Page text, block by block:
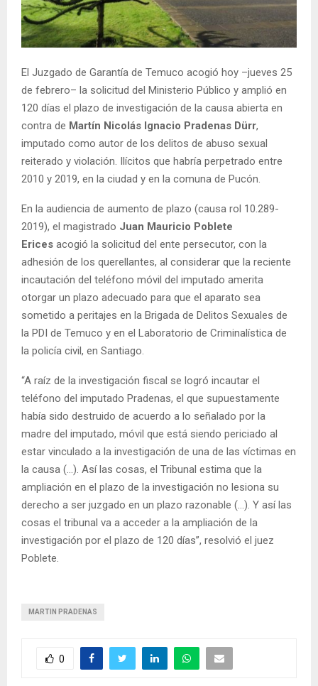
N
El Juzgado de Garantía de Temuco acogió hoy –jueves 25
de febrero– la solicitud del Ministerio Público y amplió en
120 días el plazo de investigación de la causa abierta en
contra de Martín Nicolás Ignacio Pradenas Dürr,
imputado como autor de los delitos de abuso sexual
reiterado y violación. Ilícitos que habría perpetrado entre
2010 y 2019, en la ciudad y en la comuna de Pucón.
En la audiencia de aumento de plazo (causa rol 10.289-
2019), el magistrado Juan Mauricio Poblete
Erices acogió la solicitud del ente persecutor, con la
adhesión de los querellantes, al considerar que la reciente
incautación del teléfono móvil del imputado amerita
otorgar un plazo adecuado para que el aparato sea
sometido a peritajes en la Brigada de Delitos Sexuales de
la PDI de Temuco y en el Laboratorio de Criminalística de
la policía civil, en Santiago.
“A raíz de la investigación fiscal se logró incautar el
teléfono del imputado Pradenas, el que supuestamente
había sido destruido de acuerdo a lo señalado por la
madre del imputado, móvil que está siendo periciado al
estar vinculado a la investigación de una de las víctimas en
la causa (…). Así las cosas, el Tribunal estima que la
ampliación en el plazo de la investigación no lesiona su
derecho a ser juzgado en un plazo razonable (…). Y así las
cosas el tribunal va a acceder a la ampliación de la
investigación por el plazo de 120 días”, resolvió el juez
Poblete.
MARTIN PRADENAS
0